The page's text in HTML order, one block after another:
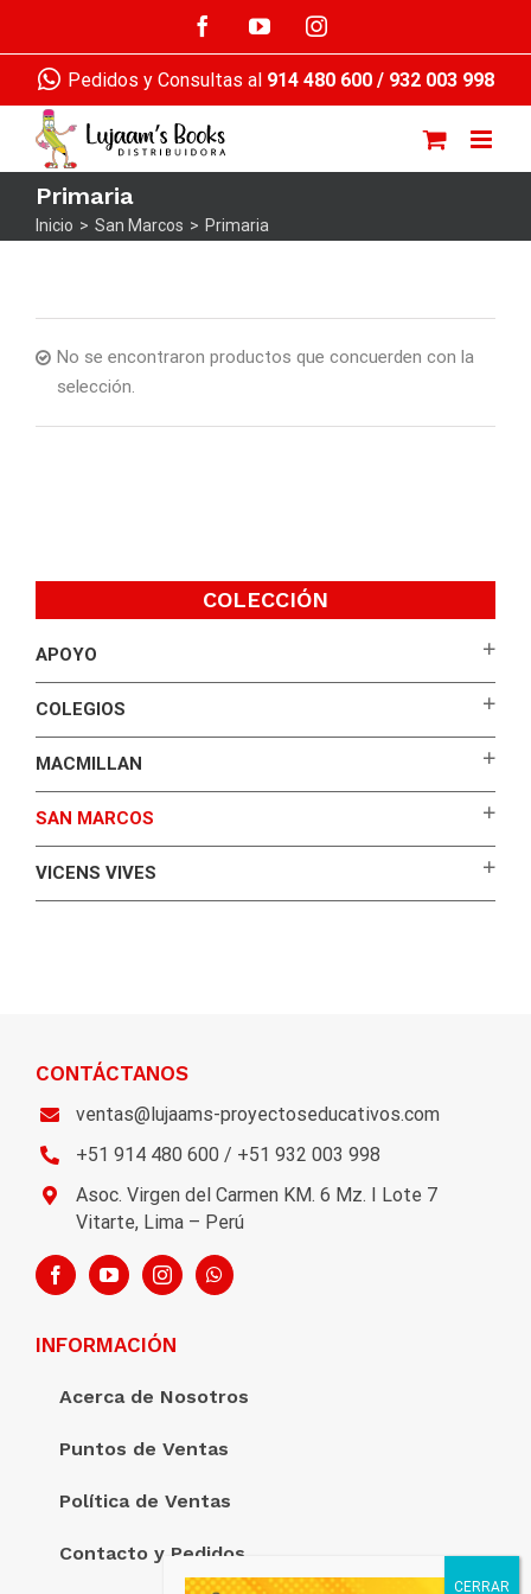
contenido
FacebookYouTubeInstagram
Pedidos y Consultas al 914 480 600/ 932 003 998
Primaria
Inicio > San Marcos > Primaria
No se encontraron productos que concuerden con la
selección.
COLECCIÓN
APOYO
COLEGIOS
MACMILLAN
SAN MARCOS
VICENS VIVES
CONTÁCTANOS
ventas@lujaams-proyectoseducativos.com
+51 914 480 600 / +51 932 003 998
Asoc. Virgen del Carmen KM. 6 Mz. I Lote 7
Vitarte, Lima – Perú
INFORMACIÓN
Acerca de Nosotros
Puntos de Ventas
Política de Ventas
Contacto y Pedidos